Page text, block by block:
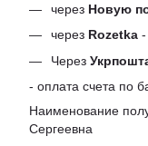
через Новую
через Rozetka -
Через
- оплата счета по
Наименование
Сергеевна